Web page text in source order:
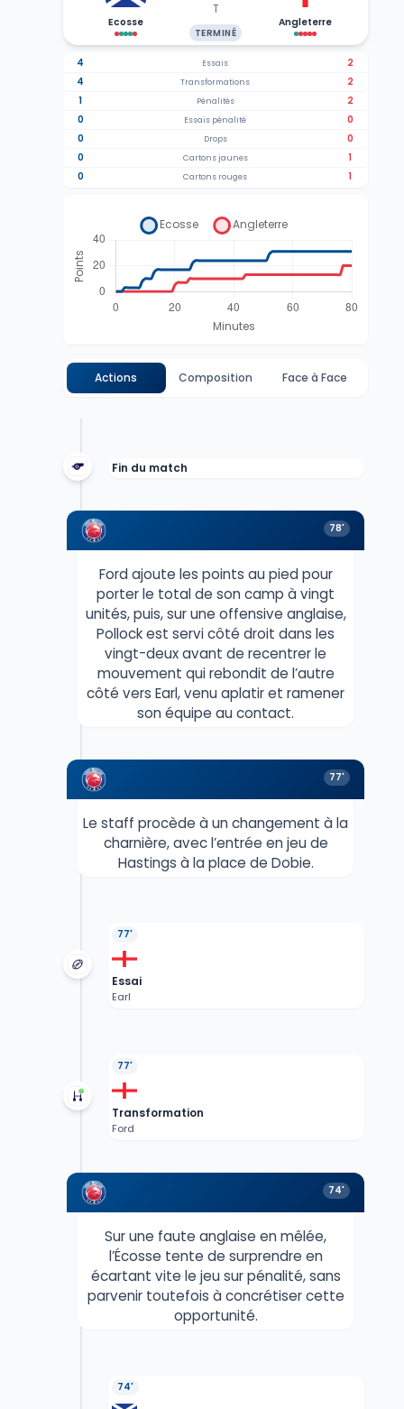
Ecosse
T
TERMINÉ
Angleterre
4 Essais
2
4
Transformations
2
1
Pénalités
2
0
Essais pénalité
0
0
Drops
0
0
Cartons jaunes
1
0
Cartons rouges 1
Actions Composition Face à Face
Fin du match
78'
Ford ajoute les points au pied pour
porter le total de son camp à vingt
unités, puis, sur une offensive anglaise,
Pollock est servi côté droit dans les
vingt-deux avant de recentrer le
mouvement qui rebondit de l’autre
côté vers Earl, venu aplatir et ramener
son équipe au contact.
77'
Le staff procède à un changement à la
charnière, avec l’entrée en jeu de
Hastings à la place de Dobie.
77'
Essai
Earl
77'
Transformation
Ford
74'
Sur une faute anglaise en mêlée,
l’Écosse tente de surprendre en
écartant vite le jeu sur pénalité, sans
parvenir toutefois à concrétiser cette
opportunité.
74'